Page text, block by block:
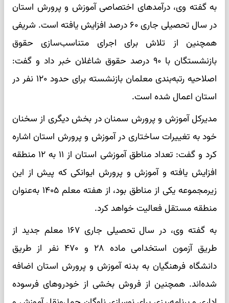
به گفته وی، درآمدهای اختصاصی آموزش و پرورش استان
در سال تحصیلی جاری ۶۰ درصد افزایش یافته است. شریفی
همچنین از تلاش برای اجرای متناسب‌سازی حقوق
بازنشستگان با ۹۰ درصد حقوق شاغلان خبر داد و گفت:
اصلاحیه رتبه‌بندی معلمان بازنشسته برای حدود ۱۲۰ نفر در
استان اعمال شده است.
مدیرکل آموزش و پرورش سمنان در بخش دیگری از سخنان
خود به تغییرات ساختاری در آموزش و پرورش استان اشاره
کرد و گفت: تعداد مناطق آموزشی استان از ۱۱ به ۱۲ منطقه
افزایش یافته و آموزش و پرورش ایوانکی که پیش از این
زیرمجموعه یکی از مناطق بود، از هفته معلم ۱۴۰۵ به‌عنوان
منطقه مستقل فعالیت خواهد کرد.
به گفته وی، در سال تحصیلی جاری ۱۶۷ معلم جدید از
طریق آزمون استخدامی ماده ۲۸ و ۴۷۰ نفر از طریق
دانشگاه فرهنگیان به بدنه آموزش و پرورش استان اضافه
شده‌اند. همچنین از فروش بخشی از خودروهای فرسوده